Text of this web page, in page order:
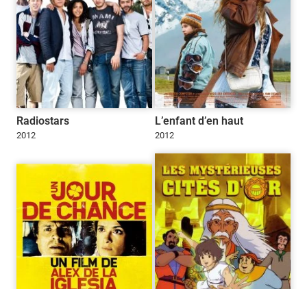
Radiostars
2012
L’enfant d’en haut
2012